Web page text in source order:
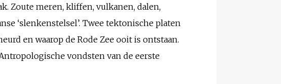
Zoute meren, kliffen, vulkanen, dalen,
‘slenkenstelsel’. Twee tektonische platen
en waarop de Rode Zee ooit is ontstaan.
vondsten van de eerste